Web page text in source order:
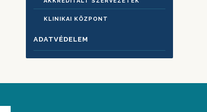
KLINIKAI KÖZPONT
ADATVÉDELEM